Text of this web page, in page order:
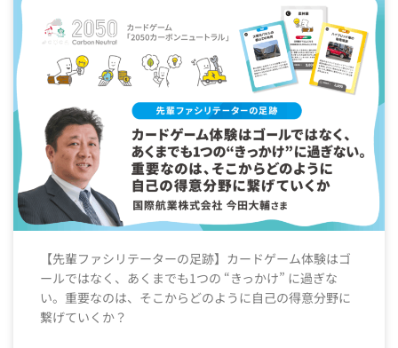
【先輩ファシリテーターの足跡】カードゲーム体験はゴ
ールではなく、あくまでも1つの “きっかけ” に過ぎな
い。重要なのは、そこからどのように自己の得意分野に
繋げていくか？